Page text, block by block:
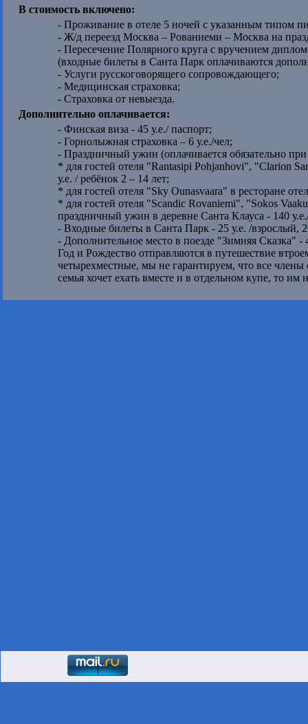
В стоимость включено:
- Проживание в отеле 5 ночей с указанным типом
- Ж/д переезд Москва – Рованиеми – Москва на
- Пересечение Полярного круга с вручением
(входные билеты в Санта Парк оплачиваются
- Услуги русскоговорящего сопровождающего;
- Медицинская страховка;
- Страховка от невыезда.
Дополнительно оплачивается:
- Финская виза - 45 у.е./ паспорт;
- Горнолыжная страховка – 6 у.е./чел;
- Праздничный ужин (оплачивается обязательно
* для гостей отеля "Rantasipi Pohjanhovi", "Clarion
у.е. / ребёнок 2 – 14 лет;
* для гостей отеля "Sky Ounasvaara" в ресторане
* для гостей отеля "Scandic Rovaniemi", "Sokos
праздничный ужин в деревне Санта Клауса - 140
- Входные билеты в Санта Парк - 25 у.е. /взрослый,
- Дополнительное место в поезде "Зимняя Сказка"
Год и Рождество отправляются в путешествие
четырехместные, мы не гарантируем, что все
семья хочет ехать вместе и в отдельном купе, то